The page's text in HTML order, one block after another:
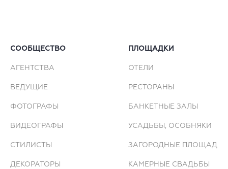
СООБЩЕСТВО
АГЕНТСТВА
ВЕДУЩИЕ
ФОТОГРАФЫ
ВИДЕОГРАФЫ
СТИЛИСТЫ
ДЕКОРАТОРЫ
ПЛОЩАДКИ
ОТЕЛИ
РЕСТОРАНЫ
БАНКЕТНЫЕ ЗАЛЫ
УСАДЬБЫ, ОСОБНЯКИ
ЗАГОРОДНЫЕ ПЛОЩАДКИ
КАМЕРНЫЕ СВАДЬБЫ